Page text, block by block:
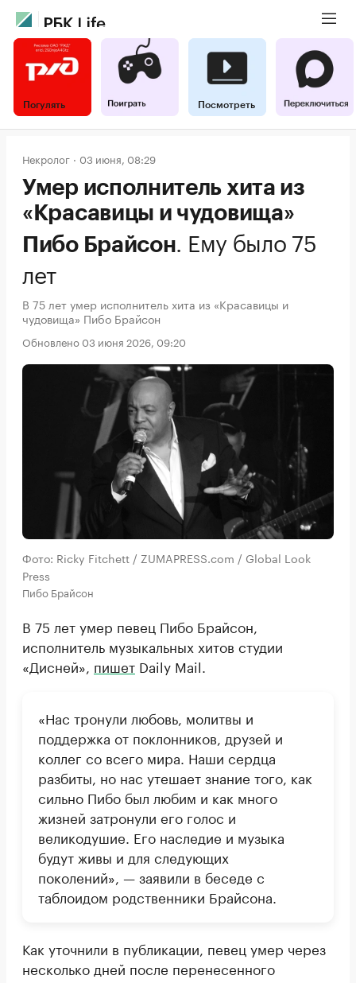
Погулять Посмотреть
Некролог 03 июня, 08:29
Умер исполнитель хита из
«Красавицы и чудовища»
Пибо Брайсон. Ему было 75
лет
В 75 лет умер исполнитель хита из «Красавицы и
чудовища» Пибо Брайсон
Обновлено 03 июня 2026, 09:20
Фото: Ricky Fitchett / ZUMAPRESS.com / Global Look
Press
Пибо Брайсон
В 75 лет умер певец Пибо Брайсон,
исполнитель музыкальных хитов студии
«Дисней», пишет Daily Mail.
«Нас тронули любовь, молитвы и
поддержка от поклонников, друзей и
коллег со всего мира. Наши сердца
разбиты, но нас утешает знание того, как
сильно Пибо был любим и как много
жизней затронули его голос и
великодушие. Его наследие и музыка
будут живы и для следующих
поколений», — заявили в беседе с
таблоидом родственники Брайсона.
Как уточнили в публикации, певец умер через
несколько дней после перенесенного